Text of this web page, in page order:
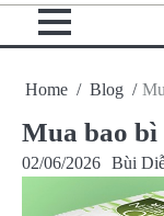
Home Blog
Mua bao bì
02/06/2026 Bùi